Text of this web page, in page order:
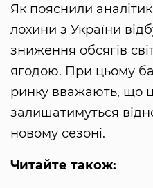
Як пояснили
лохини з України
зниження обсягів
ягодою. При цьому
ринку вважають, що
залишатимуться
новому сезоні.
Читайте також: